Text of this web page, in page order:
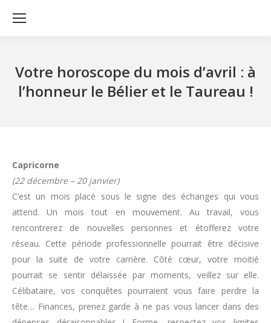
Votre horoscope du mois d’avril : à
l’honneur le Bélier et le Taureau !
Capricorne
(22 décembre – 20 janvier)
C’est un mois placé sous le signe des échanges qui vous
attend. Un mois tout en mouvement. Au travail, vous
rencontrerez de nouvelles personnes et étofferez votre
réseau. Cette période professionnelle pourrait être décisive
pour la suite de votre carrière. Côté cœur, votre moitié
pourrait se sentir délaissée par moments, veillez sur elle.
Célibataire, vos conquêtes pourraient vous faire perdre la
tête… Finances, prenez garde à ne pas vous lancer dans des